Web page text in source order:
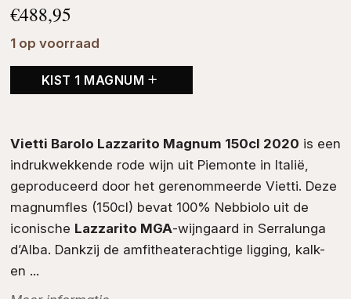
€488,95
1 op voorraad
KIST 1 MAGNUM
Vietti Barolo Lazzarito Magnum 150cl 2020 is een
indrukwekkende rode wijn uit Piemonte in Italië
geproduceerd door het gerenommeerde Vietti. Deze
magnumfles (150cl) bevat 100% Nebbiolouit de
iconische Lazzarito MGA-wijngaard in Serralunga
d’Alba. Dankzij de amfitheaterachtige ligging, kalk-
en ...